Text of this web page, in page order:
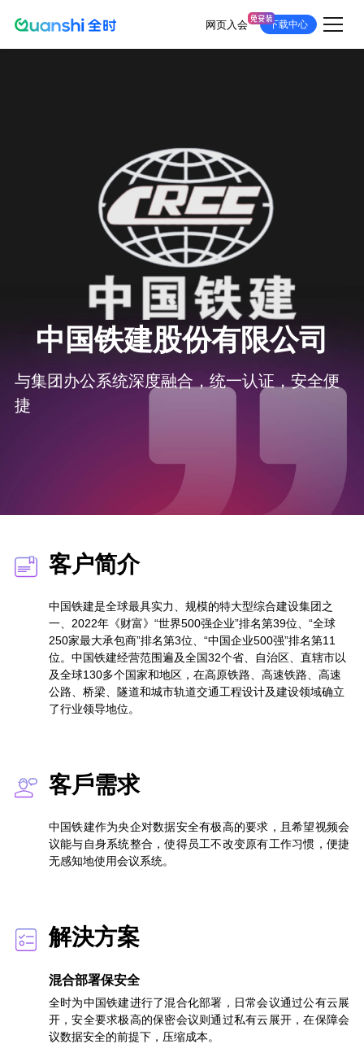
网页入会 下载中心
中国铁建股份有限公司
与集团办公系统深度融合，统一认证，安全便
捷
客户简介
中国铁建是全球最具实力、规模的特大型综合建设集团之
一、2022年《财富》“世界500强企业”排名第39位、“全球
250家最大承包商”排名第3位、“中国企业500强”排名第11
位。中国铁建经营范围遍及全国32个省、自治区、直辖市以
及全球130多个国家和地区，在高原铁路、高速铁路、高速
公路、桥梁、隧道和城市轨道交通工程设计及建设领域确立
了行业领导地位。
客戶需求
中国铁建作为央企对数据安全有极高的要求，且希望视频会
议能与自身系统整合，使得员工不改变原有工作习惯，便捷
无感知地使用会议系统。
解決方案
混合部署保安全
全时为中国铁建进行了混合化部署，日常会议通过公有云展
开，安全要求极高的保密会议则通过私有云展开，在保障会
议数据安全的前提下，压缩成本。